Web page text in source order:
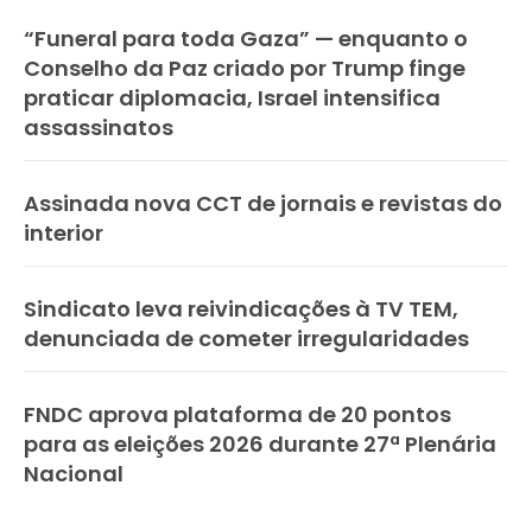
“Funeral para toda Gaza” — enquanto o
Conselho da Paz criado por Trump finge
praticar diplomacia, Israel intensifica
assassinatos
Assinada nova CCT de jornais e revistas do
interior
Sindicato leva reivindicações à TV TEM,
denunciada de cometer irregularidades
FNDC aprova plataforma de 20 pontos
para as eleições 2026 durante 27ª Plenária
Nacional